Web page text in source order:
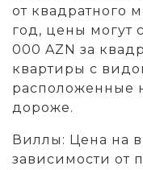
от квадратного
год, цены могут
000 AZN за
квартиры с
расположенные
дороже.
Виллы: Цена на
зависимости от